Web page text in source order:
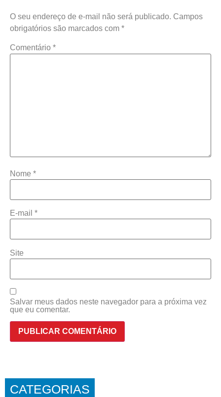
O seu endereço de e-mail não será publicado. Campos
obrigatórios são marcados com *
Comentário *
Nome *
E-mail *
Site
Salvar meus dados neste navegador para a próxima vez
que eu comentar.
CATEGORIAS